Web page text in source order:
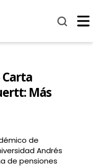
Más
de
Andrés
de pensiones